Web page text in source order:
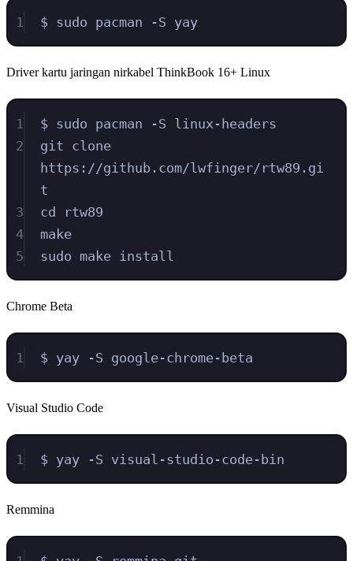
1 $ sudo pacman -S yay
Driver kartu jaringan nirkabel ThinkBook 16+ Linux
1
$ sudo pacman -S linux-headers
2
git clone
https://github.com/lwfinger/rtw89.gi
t
3
cd rtw89
4
make
5
sudo make install
Chrome Beta
1 $ yay -S google-chrome-beta
Visual Studio Code
1 $ yay -S visual-studio-code-bin
Remmina